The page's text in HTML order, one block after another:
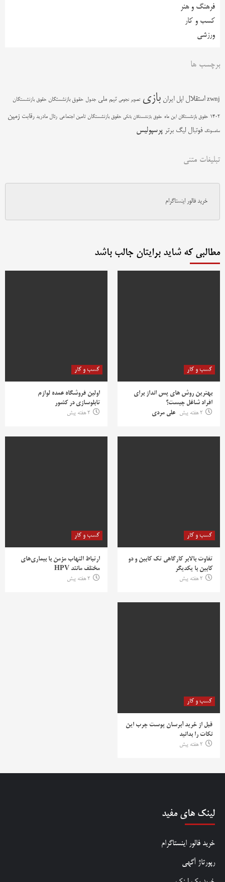
فرهنگ و هنر
کسب و کار
ورزشی
برچسب ها
zwnj استقلال اپل ایران بازی تصویر نجومی تیم ملی جدول حقوق بازنشستگان حقوق بازنشستگان
1402 حقوق بازنشستگان این ماه حقوق بازنشستگان بانکی حقوق بازنشستگان تامین اجتماعی رئال مادرید رقابت زمین
سامسونگ فوتبال لیگ برتر پرسپولیس
تبلیغات متنی
خرید فالور اینستاگرام
مطالبی که شاید برایتان جالب باشد
کسب و کار
بهترین روش‌ های پس‌ انداز برای
افراد شاغل چیست؟
2 هفته پیش
علی مردی
کسب و کار
اولین فروشگاه عمده لوازم
تابلوسازی در کشور
2 هفته پیش
کسب و کار
تفاوت بالابر کارگاهی تک کابین و دو
کابین با یکدیگر
2 هفته پیش
کسب و کار
ارتباط التهاب مزمن با بیماری‌های
مختلف مانند HPV
2 هفته پیش
کسب و کار
قبل از خرید آبرسان پوست چرب این
نکات را بدانید
2 هفته پیش
لینک های مفید
خرید فالور اینستاگرام
رپورتاژ آگهی